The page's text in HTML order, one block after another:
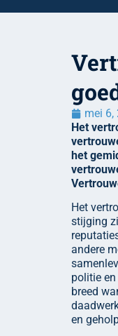
mei 6,
Het
het
Het
stijging
andere
politie
breed
en